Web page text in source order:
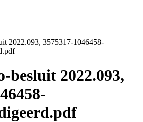
2022.093, 3575317-1046458-
besluit 2022.093,